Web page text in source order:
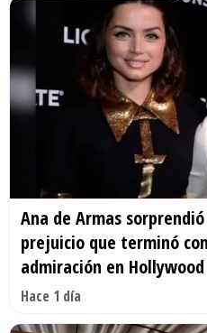
Ana de Armas
prejuicio que terminó
admiración en Hollywood
Hace 1 día